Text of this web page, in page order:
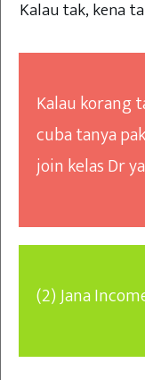
Kalau tak, kena
Kalau korang
cuba tanya
join kelas Dr
(2) Jana